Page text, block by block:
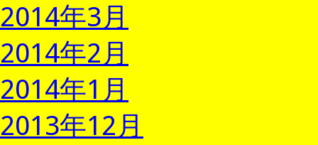
2014年3月
2014年2月
2014年1月
2013年12月